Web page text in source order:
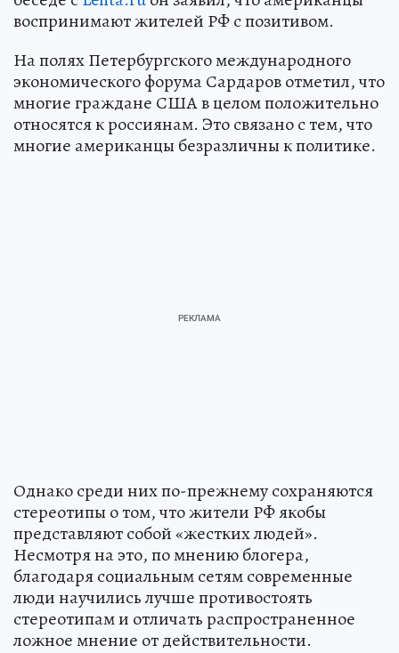
воспринимают жителей РФ с позитивом.
На полях Петербургского международного
экономического форума Сардаров отметил, что
многие граждане США в целом положительно
относятся к россиянам. Это связано с тем, что
многие американцы безразличны к политике.
Однако среди них по-прежнему сохраняются
стереотипы о том, что жители РФ якобы
представляют собой «жестких людей».
Несмотря на это, по мнению блогера,
благодаря социальным сетям современные
люди научились лучше противостоять
стереотипам и отличать распространенное
ложное мнение от действительности.